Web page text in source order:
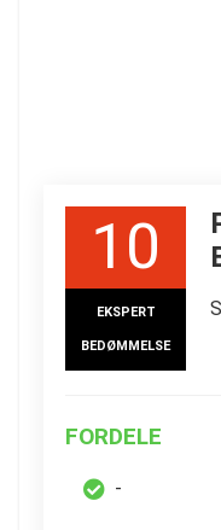
10
EKSPERT
BEDØMMELSE
FORDELE
-